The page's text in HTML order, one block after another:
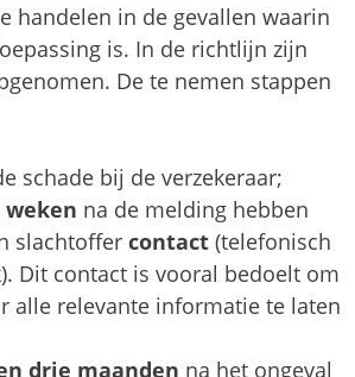
handelen in de gevallen waarin
is. In de richtlijn zijn
De te nemen stappen
schade bij de verzekeraar;
na de melding hebben
slachtoffer contact(telefonisch
Dit contact is vooral bedoelt om
alle relevante informatie te laten
drie maanden na het ongeval